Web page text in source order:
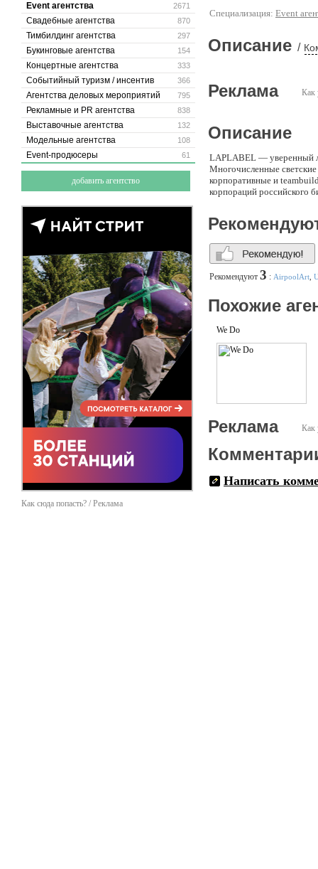
2671
Event агентства
870
Свадебные агентства
297
Тимбилдинг агентства
154
Букинговые агентства
333
Концертные агентства
366
Событийный туризм / инсентив
795
Агентства деловых мероприятий
838
Рекламные и PR агентства
132
Выставочные агентства
108
Модельные агентства
61
Event-продюсеры
добавить агентство
Как сюда попасть? / Реклама
Специализация: Event
Описание /
Как
Реклама
Описание
LAPLABEL — уверенный
Многочисленные
корпоративные и
корпораций российского
Рекомендуют 3 : AirpoolArt
Похожие
We Do
Как
Реклама
Написать